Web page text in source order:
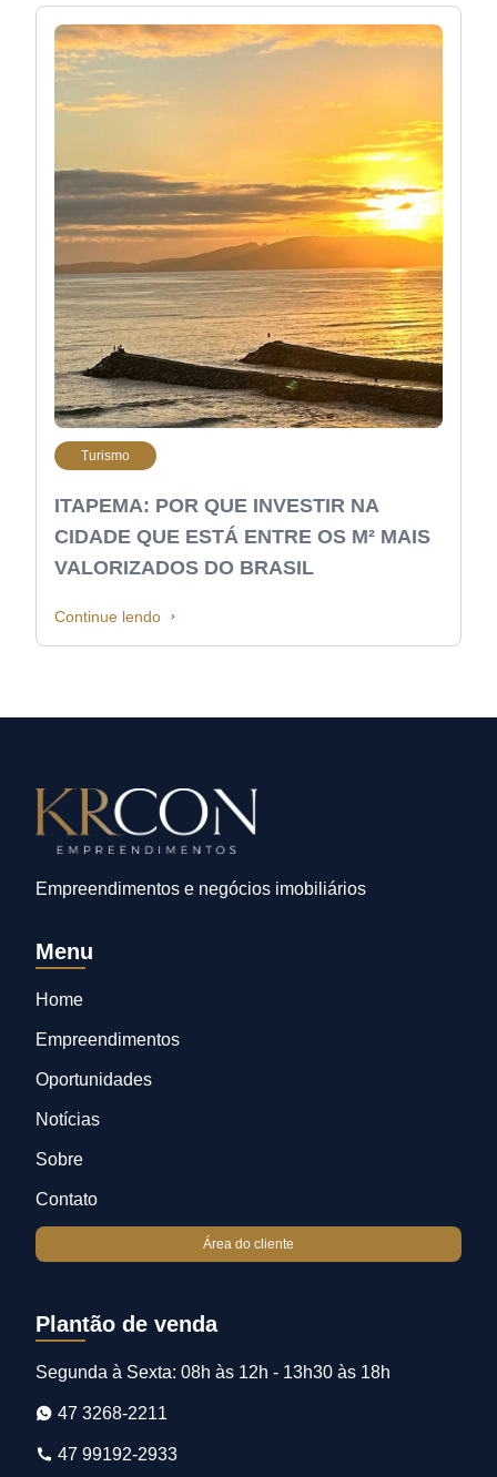
Turismo
ITAPEMA: POR QUE INVESTIR NA
CIDADE QUE ESTÁ ENTRE OS M² MAIS
VALORIZADOS DO BRASIL
Continue lendo
Empreendimentos e negócios imobiliários
Menu
Home
Empreendimentos
Oportunidades
Notícias
Sobre
Contato
Área do cliente
Plantão de venda
Segunda à Sexta: 08h às 12h - 13h30 às 18h
47 3268-2211
47 99192-2933